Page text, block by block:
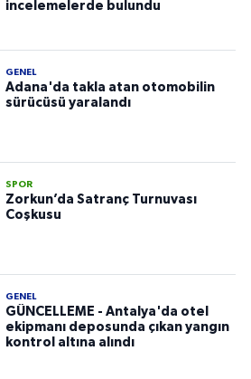
incelemelerde bulundu
GENEL
Adana'da takla atan otomobilin
sürücüsü yaralandı
SPOR
Zorkun’da Satranç Turnuvası
Coşkusu
GENEL
GÜNCELLEME - Antalya'da otel
ekipmanı deposunda çıkan yangın
kontrol altına alındı